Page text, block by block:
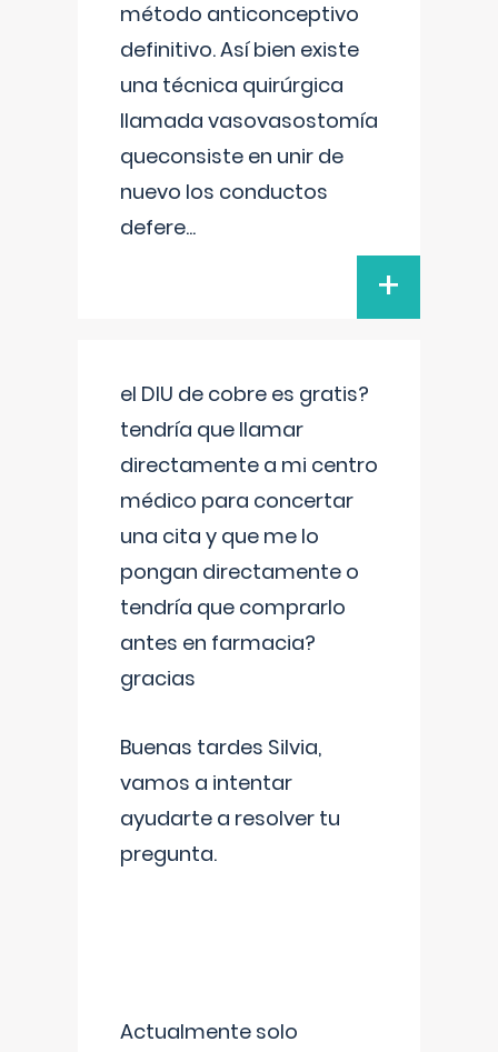
método anticonceptivo
definitivo. Así bien existe
una técnica quirúrgica
llamada vasovasostomía
queconsiste en unir de
nuevo los conductos
defere...
+
el DIU de cobre es gratis?
tendría que llamar
directamente a mi centro
médico para concertar
una cita y que me lo
pongan directamente o
tendría que comprarlo
antes en farmacia?
gracias
Buenas tardes Silvia,
vamos a intentar
ayudarte a resolver tu
pregunta.
Actualmente solo